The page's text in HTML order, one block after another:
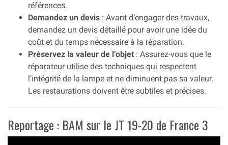
références.
Demandez un devis : Avant d’engager des travaux,
demandez un devis détaillé pour avoir une idée du
coût et du temps nécessaire à la réparation.
Préservez la valeur de l’objet : Assurez-vous que le
réparateur utilise des techniques qui respectent
l’intégrité de la lampe et ne diminuent pas sa valeur.
Les restaurations doivent être subtiles et précises.
Reportage : BAM sur le JT 19-20 de France 3